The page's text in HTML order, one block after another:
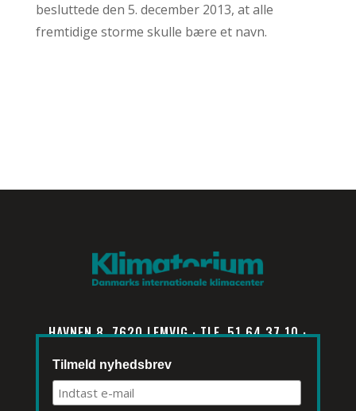
besluttede den 5. december 2013, at alle
fremtidige storme skulle bære et navn.
HAVNEN 8, 7620 LEMVIG · TLF. 51 64 37 10 ·
INFO@KLIMATORIUM.DK
Tilmeld nyhedsbrev